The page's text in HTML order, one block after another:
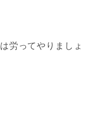
労ってやりましょ